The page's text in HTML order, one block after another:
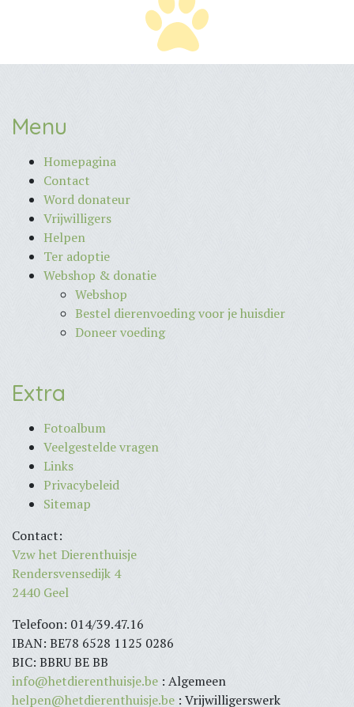
Menu
Homepagina
Contact
Word donateur
Vrijwilligers
Helpen
Ter adoptie
Webshop & donatie
Webshop
Bestel dierenvoeding voor je huisdier
Doneer voeding
Extra
Fotoalbum
Veelgestelde vragen
Links
Privacybeleid
Sitemap
Contact:
Vzw het Dierenthuisje
Rendersvensedijk 4
2440 Geel
Telefoon: 014/39.47.16
IBAN: BE78 6528 1125 0286
BIC: BBRU BE BB
info@hetdierenthuisje.be : Algemeen
helpen@hetdierenthuisje.be : Vrijwilligerswerk